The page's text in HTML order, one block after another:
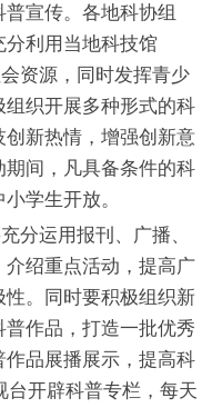
宣传。各地科协组
利用当地科技馆
资源，同时发挥青少
织开展多种形式的科
新热情，增强创新意
间，凡具备条件的科
学生开放。
运用报刊、广播、
绍重点活动，提高广
。同时要积极组织新
作品，打造一批优秀
品展播展示，提高科
开辟科普专栏，每天